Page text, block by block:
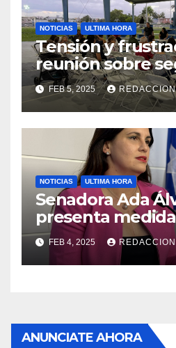
NOTICIAS ULTIMA HORA
Tensión y
reunión sobre
Reparto
FEB 5, 2025
NOTICIAS ULTIMA HORA
Senadora Ada
presenta
violencia en el
FEB 4, 2025
ANUNCIATE AHORA